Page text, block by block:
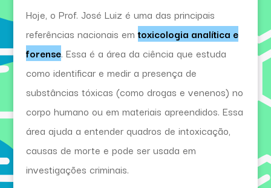
Hoje, o Prof. José Luiz é uma das principais
referências nacionais emtoxicologia analítica e
forense. Essa é a área da ciência que estuda
como identificar e medir a presença de
substâncias tóxicas (como drogas e venenos) no
corpo humano ou em materiais apreendidos. Essa
área ajuda a entender quadros de intoxicação,
causas de morte e pode ser usada em
investigações criminais.